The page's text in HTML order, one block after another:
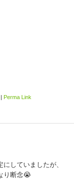
| Perma Link
していましたが、
り断念😭